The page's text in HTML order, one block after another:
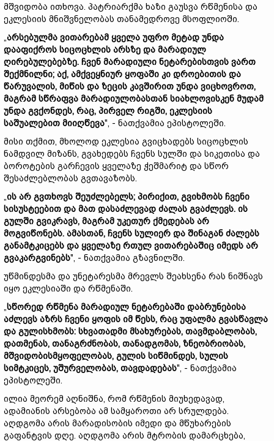
მშვიდობა ითხოვა. პატრიარქმა ხაზი გაუსვა რწმენისა და
ეკლესიის მნიშვნელობას თანამედროვე მსოფლიოში.
„არსებულმა ვითარებამ ყველა უფრო მეტად უნდა
დააფიქროს სიცოცხლის არსზე და მარადიულ
ღირებულებებზე. ჩვენ მარადიული ნეტარებისთვის ვართ
შექმნილნი; აქ, ამქვეყნიურ ყოფაში კი დროებითის და
წარუვალის, მიწის და ზეცის კავშირით უნდა ვიცხოვროთ,
მაგრამ სწრაფვა მარადიულობასთან სიახლოვისკენ მუდამ
უნდა გვქონდეს, რაც, პირველ რიგში, ეკლესიის
საშუალებით მიიღწევა", - ნათქვამია ეპისტოლეში.
მისი თქმით, მხოლოდ ეკლესია გვიცხადებს სიცოცხლის
ნამდვილ მიზანს, გვახედებს ჩვენს სულში და სიკეთისა და
ბოროტების გარჩევის ყველაზე ჭეშმარიტ და სწორ
შესაძლებლობას გვთავაზობს.
„ის არ გვთხოვს შეუძლებელს; პირიქით, გვიხმობს ჩვენი
სისუსტეებით და მათ დასაძლევად ძალას გვაძლევს. ის
გულში გვიკრავს, მაგრამ უკეთურ ქმედებას არ
მოგვიწონებს. ამასთან, ჩვენს სულიერ და შინაგან ძალებს
განამტკიცებს და ყველაზე რთულ ვითარებაშიც იმედს არ
გვაკარგვინებს", - ნათქვამია გზავნილში.
უწმინდესმა და უნეტარესმა მრევლს შეახსენა რას ნიშნავს
იყო ეკლესიაში და რწმენაში.
„სწორედ რწმენა მარადიულ ნეტარებაში დაბრუნებისა
აძლევს აზრს ჩვენი ყოფის იმ წესს, რაც უფალმა გვასწავლა
და გულისხმობს: სხვათადმი მსახურებას, თავმდაბლობას,
დათმენას, თანაგრძნობას, თანადგომას, ზნეობრიობას,
მშვიდობისმყოფელობას, გულის სიწმინდეს, სულის
სიმტკიცეს, უშურველობას, თავდადებას", - ნათქვამია
ეპისტოლეში.
ილია მეორემ აღნიშნა, რომ რწმენის მიუხედავად,
ადამიანის არსებობა ამ სამყაროთი არ სრულდება.
აღდგომა არის მარადისობის იმედი და მწუხარების
გაფანტვის დღე. აღდგომა არის მტრობის დამარცხება,